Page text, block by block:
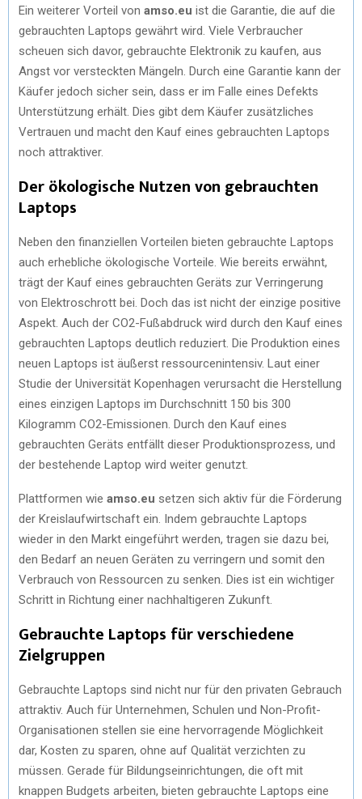
Ein weiterer Vorteil von amso.eu ist die Garantie, die auf die
gebrauchten Laptops gewährt wird. Viele Verbraucher
scheuen sich davor, gebrauchte Elektronik zu kaufen, aus
Angst vor versteckten Mängeln. Durch eine Garantie kann der
Käufer jedoch sicher sein, dass er im Falle eines Defekts
Unterstützung erhält. Dies gibt dem Käufer zusätzliches
Vertrauen und macht den Kauf eines gebrauchten Laptops
noch attraktiver.
Der ökologische Nutzen von gebrauchten
Laptops
Neben den finanziellen Vorteilen bieten gebrauchte Laptops
auch erhebliche ökologische Vorteile. Wie bereits erwähnt,
trägt der Kauf eines gebrauchten Geräts zur Verringerung
von Elektroschrott bei. Doch das ist nicht der einzige positive
Aspekt. Auch der CO2-Fußabdruck wird durch den Kauf eines
gebrauchten Laptops deutlich reduziert. Die Produktion eines
neuen Laptops ist äußerst ressourcenintensiv. Laut einer
Studie der Universität Kopenhagen verursacht die Herstellung
eines einzigen Laptops im Durchschnitt 150 bis 300
Kilogramm CO2-Emissionen. Durch den Kauf eines
gebrauchten Geräts entfällt dieser Produktionsprozess, und
der bestehende Laptop wird weiter genutzt.
Plattformen wie amso.eu setzen sich aktiv für die Förderung
der Kreislaufwirtschaft ein. Indem gebrauchte Laptops
wieder in den Markt eingeführt werden, tragen sie dazu bei,
den Bedarf an neuen Geräten zu verringern und somit den
Verbrauch von Ressourcen zu senken. Dies ist ein wichtiger
Schritt in Richtung einer nachhaltigeren Zukunft.
Gebrauchte Laptops für verschiedene
Zielgruppen
Gebrauchte Laptops sind nicht nur für den privaten Gebrauch
attraktiv. Auch für Unternehmen, Schulen und Non-Profit-
Organisationen stellen sie eine hervorragende Möglichkeit
dar, Kosten zu sparen, ohne auf Qualität verzichten zu
müssen. Gerade für Bildungseinrichtungen, die oft mit
knappen Budgets arbeiten, bieten gebrauchte Laptops eine